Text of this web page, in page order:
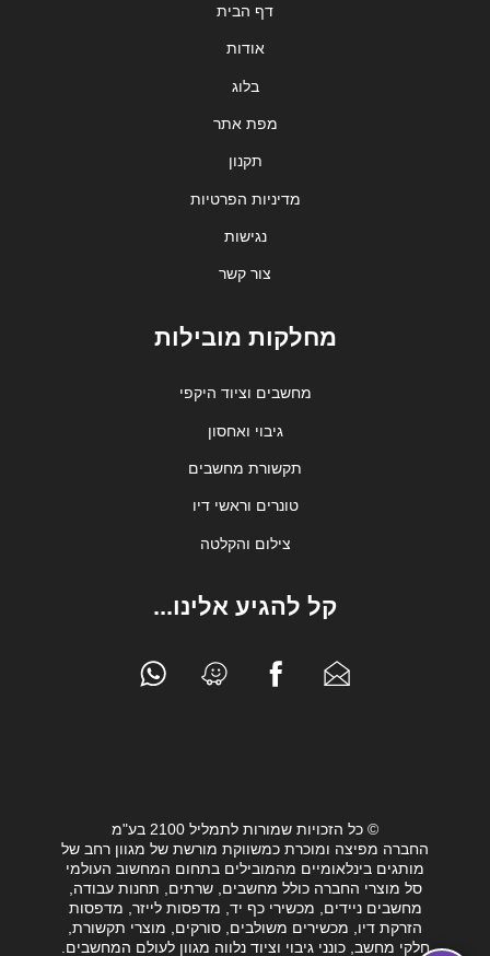
דף הבית
אודות
בלוג
מפת אתר
תקנון
מדיניות הפרטיות
נגישות
צור קשר
מחלקות מובילות
מחשבים וציוד היקפי
גיבוי ואחסון
תקשורת מחשבים
טונרים וראשי דיו
צילום והקלטה
קל להגיע אלינו...
© כל הזכויות שמורות לתמליל 2100 בע"מ
החברה מפיצה ומוכרת כמשווקת מורשת של מגוון רחב של
מותגים בינלאומיים מהמובילים בתחום המחשוב העולמי
סל מוצרי החברה כולל מחשבים, שרתים, תחנות עבודה,
מחשבים ניידים, מכשירי כף יד, מדפסות לייזר, מדפסות
הזרקת דיו, מכשירים משולבים, סורקים, מוצרי תקשורת,
חלקי מחשב, כונני גיבוי וציוד נלווה מגוון לעולם המחשבים.